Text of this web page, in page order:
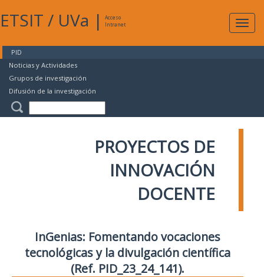
ETSIT / UVa |
Acceso
Intranet
PID
Noticias y Actividades
Grupos de investigación
Difusión de la investigación
PROYECTOS DE
INNOVACIÓN
DOCENTE
InGenias: Fomentando vocaciones
tecnológicas y la divulgación científica
(Ref. PID_23_24_141).